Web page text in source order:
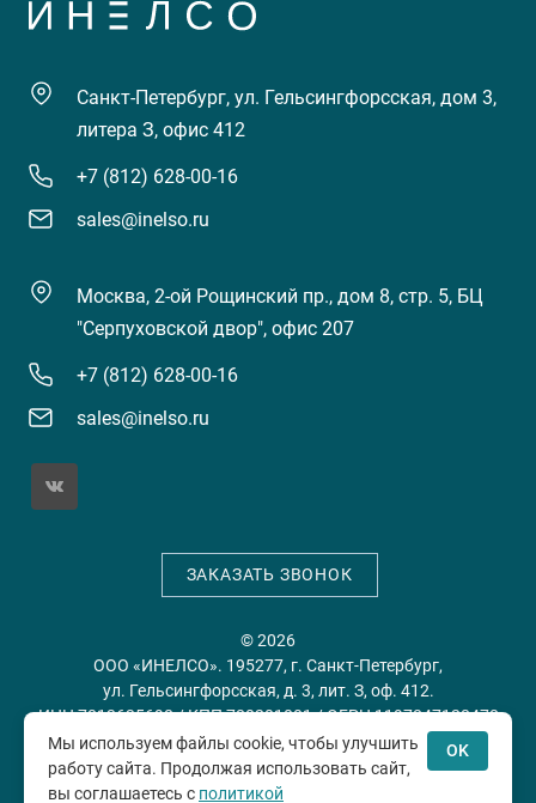
Санкт-Петербург, ул. Гельсингфорсская, дом 3,
литера З, офис 412
+7 (812) 628-00-16
sales@inelso.ru
Москва, 2-ой Рощинский пр., дом 8, стр. 5, БЦ
"Серпуховской двор", офис 207
+7 (812) 628-00-16
sales@inelso.ru
ЗАКАЗАТЬ ЗВОНОК
© 2026
ООО «ИНЕЛСО». 195277, г. Санкт-Петербург,
ул. Гельсингфорсская, д. 3, лит. З, оф. 412.
ИНН 7813635698 / КПП 780201001 / ОГРН 1197847128478
Политика конфиденциальности
Мы используем файлы cookie, чтобы улучшить
работу сайта. Продолжая использовать сайт,
вы соглашаетесь с политикой
OK